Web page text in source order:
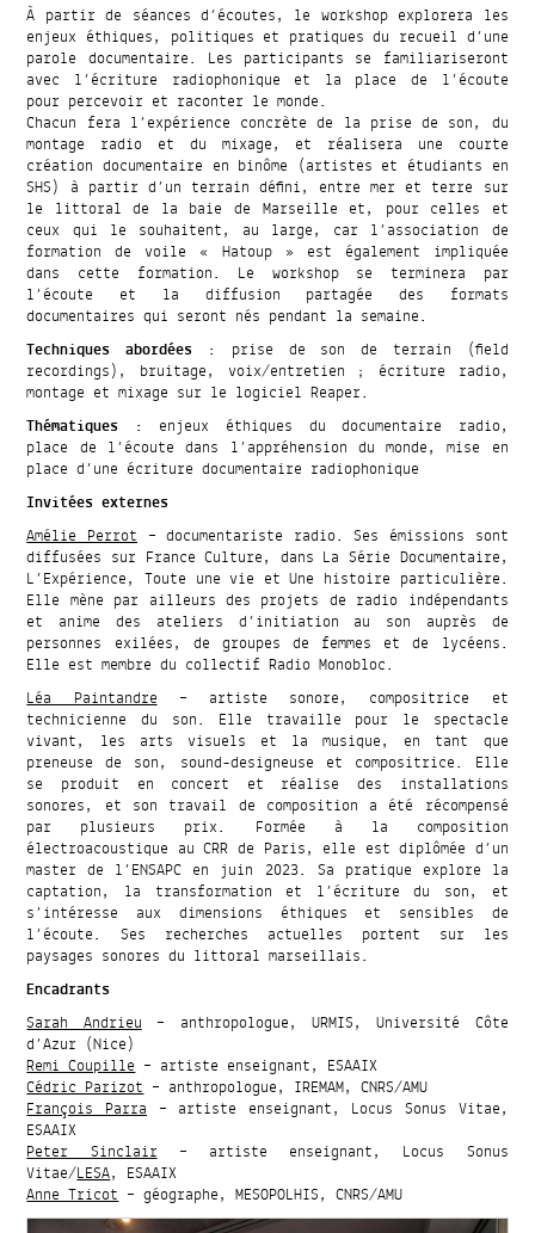
À partir de séances d’écoutes, le workshop explorera les
enjeux éthiques, politiques et pratiques du recueil d’une
parole documentaire. Les participants se familiariseront
avec l’écriture radiophonique et la place de l’écoute
pour percevoir et raconter le monde.
Chacun fera l’expérience concrète de la prise de son, du
montage radio et du mixage, et réalisera une courte
création documentaire en binôme (artistes et étudiants en
SHS) à partir d’un terrain défini, entre mer et terre sur
le littoral de la baie de Marseille et, pour celles et
ceux qui le souhaitent, au large, car l’association de
formation de voile « Hatoup » est également impliquée
dans cette formation. Le workshop se terminera par
l’écoute et la diffusion partagée des formats
documentaires qui seront nés pendant la semaine.
Techniques abordées : prise de son de terrain (field
recordings), bruitage, voix/entretien ; écriture radio,
montage et mixage sur le logiciel Reaper.
Thématiques : enjeux éthiques du documentaire radio,
place de l’écoute dans l’appréhension du monde, mise en
place d’une écriture documentaire radiophonique
Invitées externes
Amélie Perrot – documentariste radio. Ses émissions sont
diffusées sur France Culture, dans La Série Documentaire,
L’Expérience, Toute une vie et Une histoire particulière.
Elle mène par ailleurs des projets de radio indépendants
et anime des ateliers d’initiation au son auprès de
personnes exilées, de groupes de femmes et de lycéens.
Elle est membre du collectif Radio Monobloc.
Léa Paintandre– artiste sonore, compositrice et
technicienne du son. Elle travaille pour le spectacle
vivant, les arts visuels et la musique, en tant que
preneuse de son, sound-designeuse et compositrice. Elle
se produit en concert et réalise des installations
sonores, et son travail de composition a été récompensé
par plusieurs prix. Formée à la composition
électroacoustique au CRR de Paris, elle est diplômée d’un
master de l’ENSAPC en juin 2023. Sa pratique explore la
captation, la transformation et l’écriture du son, et
s’intéresse aux dimensions éthiques et sensibles de
l’écoute. Ses recherches actuelles portent sur les
paysages sonores du littoral marseillais.
Encadrants
Sarah Andrieu– anthropologue, URMIS, Université Côte
d’Azur (Nice)
Remi Coupille– artiste enseignant, ESAAIX
Cédric Parizot– anthropologue, IREMAM, CNRS/AMU
François Parra – artiste enseignant, Locus Sonus Vitae,
ESAAIX
Peter Sinclair– artiste enseignant, Locus Sonus
Vitae/LESA, ESAAIX
Anne Tricot– géographe, MESOPOLHIS, CNRS/AMU